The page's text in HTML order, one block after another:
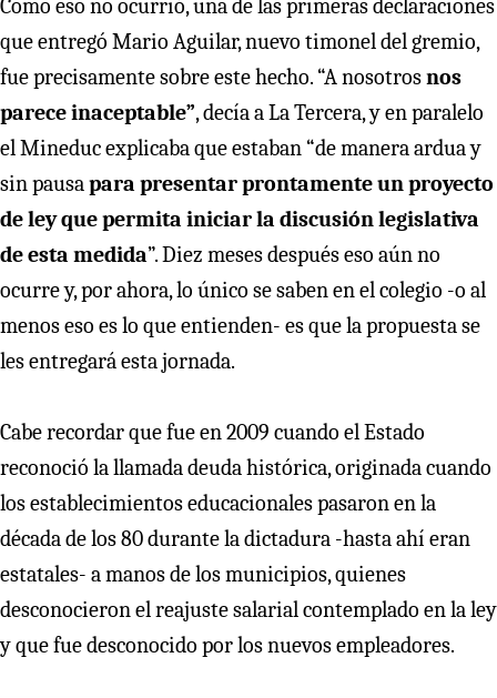
Como eso no ocurrió, una de las primeras declaraciones
que entregó Mario Aguilar, nuevo timonel del gremio,
fue precisamente sobre este hecho. “A nosotrosnos
parece inaceptable”, decía a La Tercera, y en paralelo
el Mineduc explicaba que estaban “de manera ardua y
sin pausapara presentar prontamente un proyecto
de ley que permita iniciar la discusión legislativa
de esta medida”. Diez meses después eso aún no
ocurre y, por ahora, lo único se saben en el colegio -o al
menos eso es lo que entienden- es que la propuesta se
les entregará esta jornada.
Cabe recordar que fue en 2009 cuando el Estado
reconoció la llamada deuda histórica, originada cuando
los establecimientos educacionales pasaron en la
década de los 80 durante la dictadura -hasta ahí eran
estatales- a manos de los municipios, quienes
desconocieron el reajuste salarial contemplado en la ley
y que fue desconocido por los nuevos empleadores.